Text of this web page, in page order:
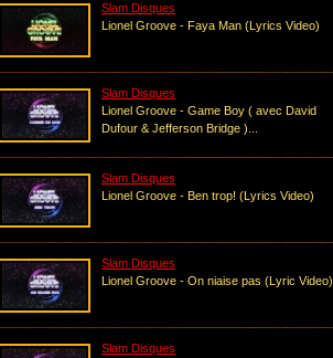
Slam Disques
Lionel Groove - Faya Man (Lyrics Video)
Slam Disques
Lionel Groove - Game Boy ( avec David
Dufour & Jefferson Bridge )...
Slam Disques
Lionel Groove - Ben trop! (Lyrics Video)
Slam Disques
Lionel Groove - On niaise pas (Lyric Video)
Slam Disques